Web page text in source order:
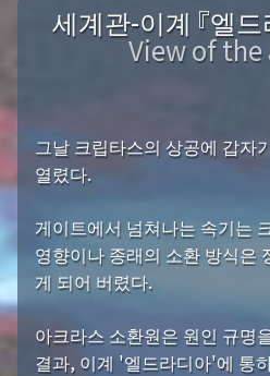
세계관-이계 『엘드
View of
그날 크립타스의 상공에 갑자
열렸다.
게이트에서 넘쳐나는 속기는
영향이나 종래의 소환 방식은
게 되어 버렸다.
아크라스 소환원은 원인 규명
결과, 이계 '엘드라디아'에 통